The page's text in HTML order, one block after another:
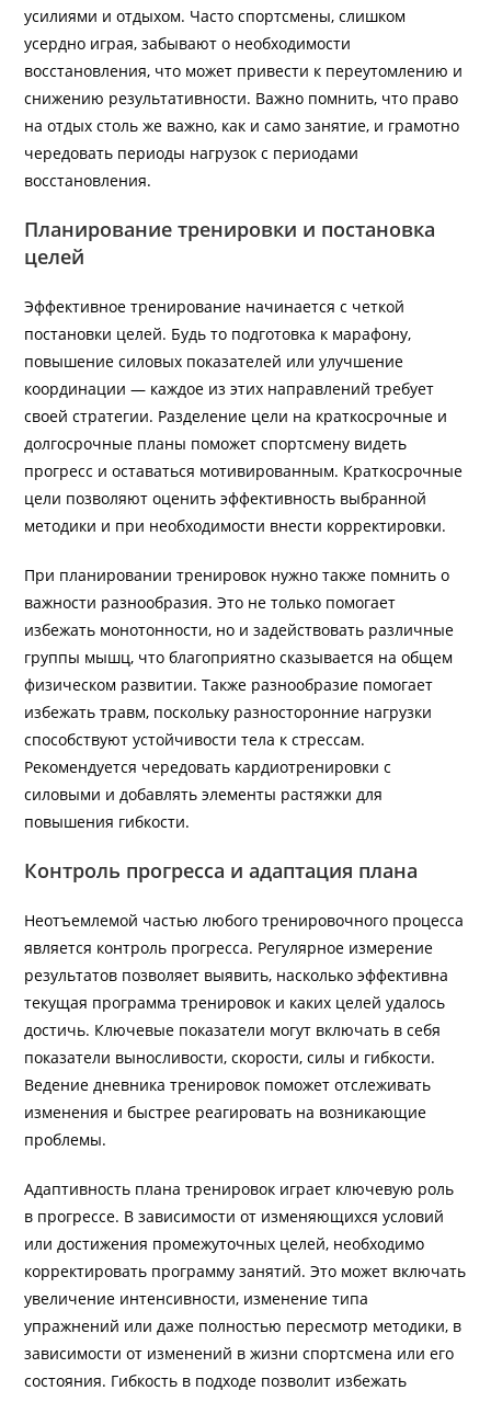
усилиями и отдыхом. Часто спортсмены, слишком
усердно играя, забывают о необходимости
восстановления, что может привести к переутомлению и
снижению результативности. Важно помнить, что право
на отдых столь же важно, как и само занятие, и грамотно
чередовать периоды нагрузок с периодами
восстановления.
Планирование тренировки и постановка
целей
Эффективное тренирование начинается с четкой
постановки целей. Будь то подготовка к марафону,
повышение силовых показателей или улучшение
координации — каждое из этих направлений требует
своей стратегии. Разделение цели на краткосрочные и
долгосрочные планы поможет спортсмену видеть
прогресс и оставаться мотивированным. Краткосрочные
цели позволяют оценить эффективность выбранной
методики и при необходимости внести корректировки.
При планировании тренировок нужно также помнить о
важности разнообразия. Это не только помогает
избежать монотонности, но и задействовать различные
группы мышц, что благоприятно сказывается на общем
физическом развитии. Также разнообразие помогает
избежать травм, поскольку разносторонние нагрузки
способствуют устойчивости тела к стрессам.
Рекомендуется чередовать кардиотренировки с
силовыми и добавлять элементы растяжки для
повышения гибкости.
Контроль прогресса и адаптация плана
Неотъемлемой частью любого тренировочного процесса
является контроль прогресса. Регулярное измерение
результатов позволяет выявить, насколько эффективна
текущая программа тренировок и каких целей удалось
достичь. Ключевые показатели могут включать в себя
показатели выносливости, скорости, силы и гибкости.
Ведение дневника тренировок поможет отслеживать
изменения и быстрее реагировать на возникающие
проблемы.
Адаптивность плана тренировок играет ключевую роль
в прогрессе. В зависимости от изменяющихся условий
или достижения промежуточных целей, необходимо
корректировать программу занятий. Это может включать
увеличение интенсивности, изменение типа
упражнений или даже полностью пересмотр методики, в
зависимости от изменений в жизни спортсмена или его
состояния. Гибкость в подходе позволит избежать